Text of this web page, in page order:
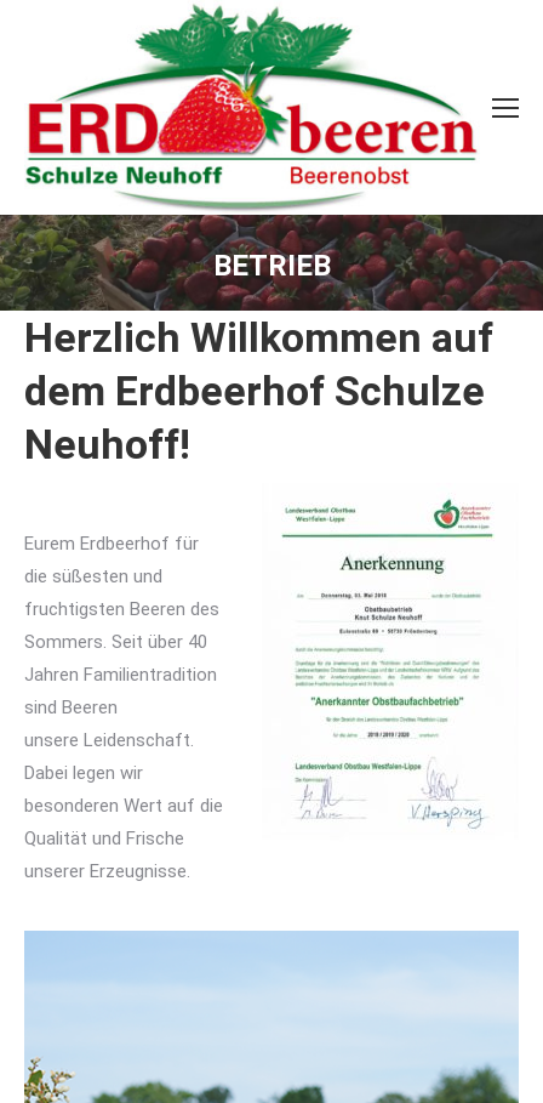
BETRIEB
Sie befinden sich hier:
Herzlich Willkommen auf
dem Erdbeerhof Schulze
Neuhoff!
Eurem Erdbeerhof für
die süßesten und
fruchtigsten Beeren des
Sommers. Seit über 40
Jahren Familientradition
sind Beeren
unsere Leidenschaft.
Dabei legen wir
besonderen Wert auf die
Qualität und Frische
unserer Erzeugnisse.